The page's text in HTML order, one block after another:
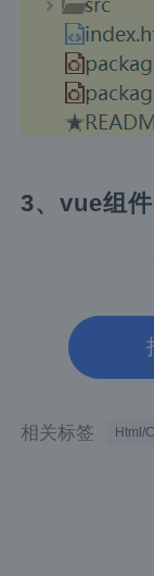
3、vue组件
下图是一个
相关标签 Html/